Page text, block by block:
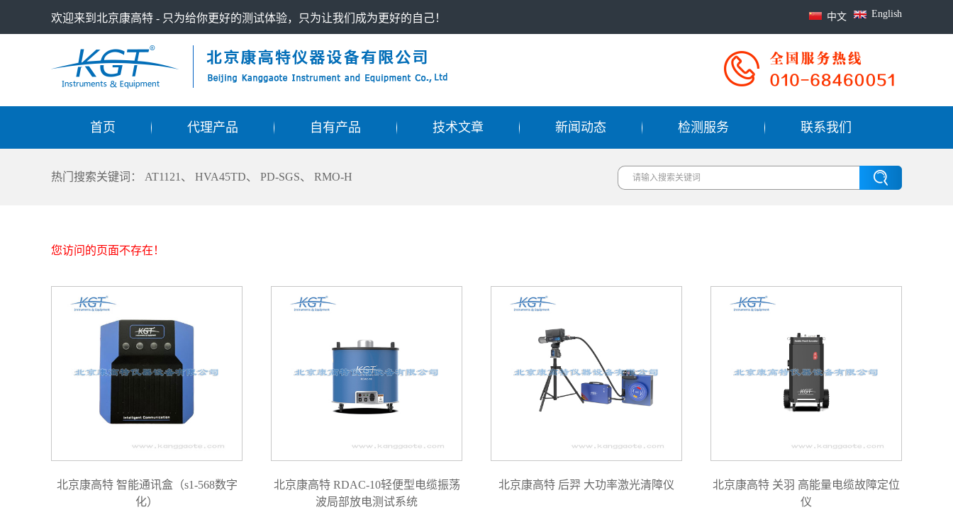
欢迎来到北京康高特 - 只为给你更好的测试体验，只为让我们成为更好的自己！ English
中文
首页 代理产品 自有产品 技术文章 新闻动态 检测服务 联系我们
热门搜索关键词： AT1121 、 HVA45TD、 PD-SGS、 RMO-H
您访问的页面不存在！
北京康高特 智能通讯盒（s1-568数字
化）
北京康高特 RDAC-10轻便型电缆振荡
波局部放电测试系统
北京康高特 后羿 大功率激光清障仪
北京康高特 关羽 高能量电缆故障定位
仪